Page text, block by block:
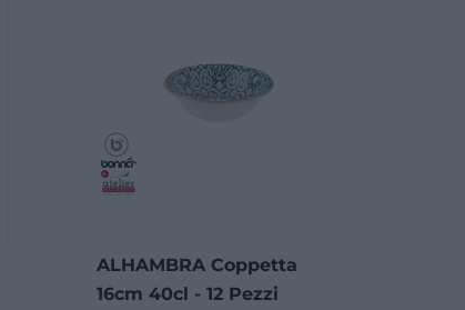
ALHAMBRA Coppetta
16cm 40cl - 12 Pezzi